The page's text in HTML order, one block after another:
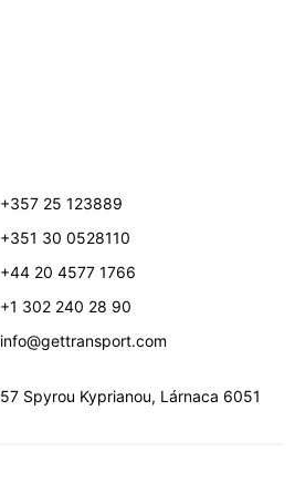
+357 25 123889
+351 30 0528110
+44 20 4577 1766
+1 302 240 28 90
info@gettransport.com
57 Spyrou Kyprianou, Lárnaca 6051